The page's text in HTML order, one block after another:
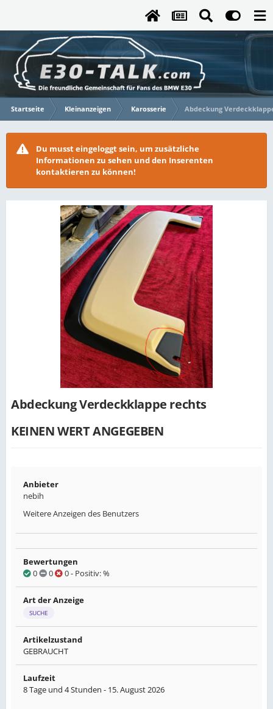
Startseite Kleinanzeigen Karosserie Abdeckung
Du musst eingeloggt sein, um zusätzliche
Informationen zu sehen und den Inserenten
kontaktieren zu können!
Abdeckung Verdeckklappe rechts
KEINEN WERT ANGEGEBEN
Anbieter
nebih
Weitere Anzeigen des Benutzers
Bewertungen
0
0 0- Positiv: %
Art der Anzeige
SUCHE
Artikelzustand
GEBRAUCHT
Laufzeit
8 Tage und 4 Stunden - 15. August 2026